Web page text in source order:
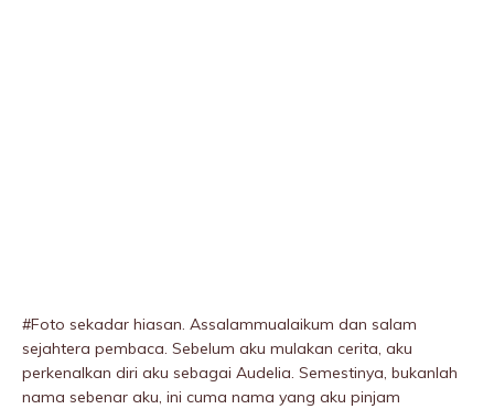
#Foto sekadar hiasan. Assalammualaikum dan salam
sejahtera pembaca. Sebelum aku mulakan cerita, aku
perkenalkan diri aku sebagai Audelia. Semestinya, bukanlah
nama sebenar aku, ini cuma nama yang aku pinjam